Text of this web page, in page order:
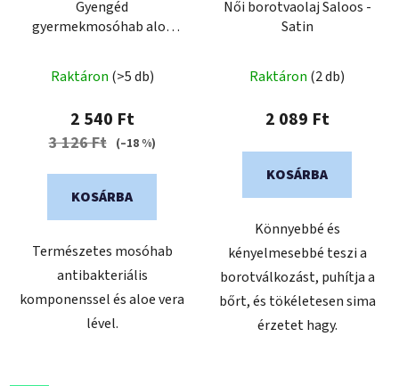
Gyengéd
gyermekmosóhab aloe
Raktáron (>5 db)
2 540 Ft
3 126 Ft (–18 %)
KOSÁRBA
Természetes mosóhab
antibakteriális
komponenssel és aloe vera
lével.
Női borotvaolaj Saloos -
Satin
Raktáron (2 db)
2 089 Ft
KOSÁRBA
Könnyebbé és
kényelmesebbé teszi a
borotválkozást, puhítja a
bőrt, és tökéletesen sima
érzetet hagy.